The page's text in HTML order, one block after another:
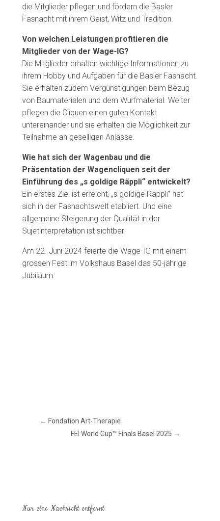
die Mitglieder pflegen und fördern die Basler
Fasnacht mit ihrem Geist, Witz und Tradition.
Von welchen Leistungen profitieren die
Mitglieder von der Wage-IG?
Die Mitglieder erhalten wichtige Informationen zu
ihrem Hobby und Aufgaben für die Basler Fasnacht.
Sie erhalten zudem Vergünstigungen beim Bezug
von Baumaterialen und dem Wurfmaterial. Weiter
pflegen die Cliquen einen guten Kontakt
untereinander und sie erhalten die Möglichkeit zur
Teilnahme an geselligen Anlässe.
Wie hat sich der Wagenbau und die
Präsentation der Wagencliquen seit der
Einführung des „s goldige Räppli“ entwickelt?
Ein erstes Ziel ist erreicht, „s goldige Räppli“ hat
sich in der Fasnachtswelt etabliert. Und eine
allgemeine Steigerung der Qualität in der
Sujetinterpretation ist sichtbar
Am 22. Juni 2024 feierte die Wage-IG mit einem
grossen Fest im Volkshaus Basel das 50-jährige
Jubiläum.
← Fondation Art-Therapie
FEI World Cup™ Finals Basel 2025 →
Nur eine Nachricht entfernt